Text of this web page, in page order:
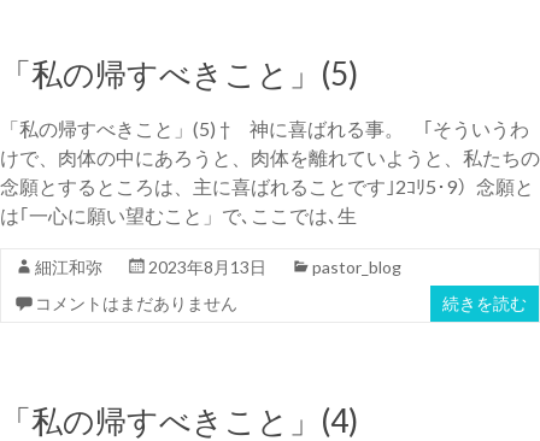
「私の帰すべきこと」(5)
「私の帰すべきこと」(5) † 神に喜ばれる事。 ｢そういうわ
けで、肉体の中にあろうと、肉体を離れていようと、私たちの
念願とするところは、主に喜ばれることです｣2ｺﾘ5･9）念願と
は｢一心に願い望むこと」で､ここでは､生
細江和弥 2023年8月13日
pastor_blog
コメントはまだありません
続きを読む
「私の帰すべきこと」(4)